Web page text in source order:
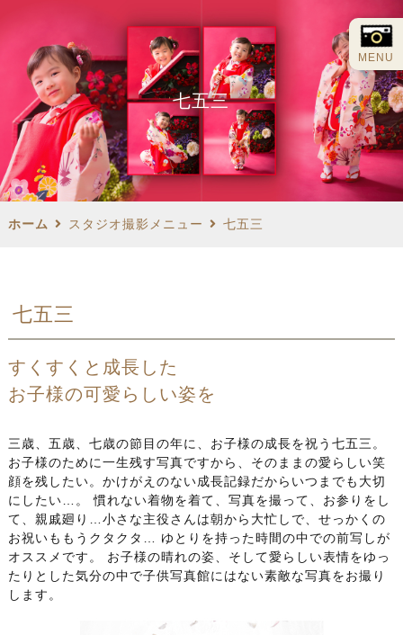
MENU
七五三
ホーム スタジオ撮影メニュー 七五三
七五三
すくすくと成長した
お子様の可愛らしい姿を
三歳、五歳、七歳の節目の年に、お子様の成長を祝う七五三。
お子様のために一生残す写真ですから、そのままの愛らしい笑
顔を残したい。かけがえのない成長記録だからいつまでも大切
にしたい…。 慣れない着物を着て、写真を撮って、お参りをし
て、親戚廻り…小さな主役さんは朝から大忙しで、せっかくの
お祝いももうクタクタ… ゆとりを持った時間の中での前写しが
オススメです。 お子様の晴れの姿、そして愛らしい表情をゆっ
たりとした気分の中で子供写真館にはない素敵な写真をお撮り
します。